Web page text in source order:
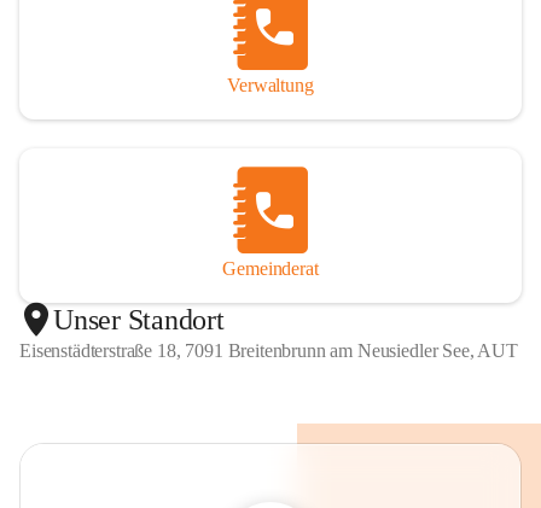
Verwaltung
Gemeinderat
Unser Standort
Eisenstädterstraße 18, 7091 Breitenbrunn am Neusiedler See, AUT